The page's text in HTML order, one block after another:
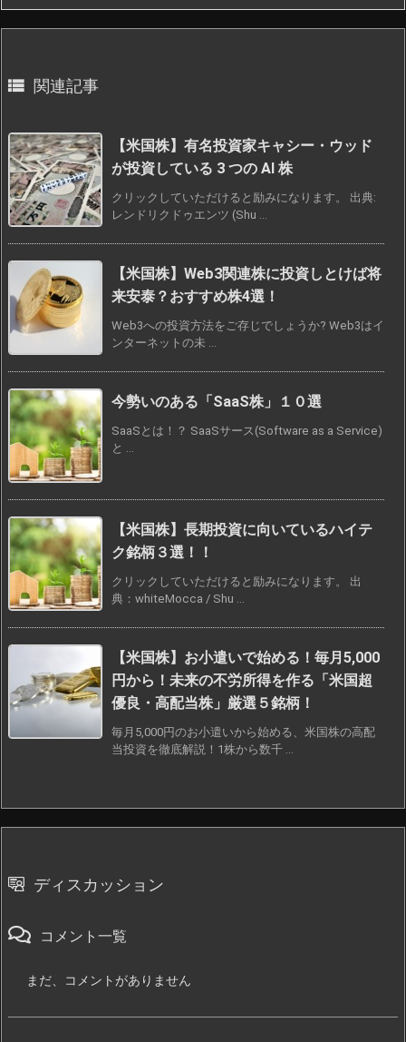
 関連記事
【米国株】有名投資家キャシー・ウッド
が投資している 3 つの AI 株
クリックしていただけると励みになります。 出典:
レンドリクドゥエンツ (Shu ...
【米国株】Web3関連株に投資しとけば将
来安泰？おすすめ株4選！
Web3への投資方法をご存じでしょうか? Web3はイ
ンターネットの未 ...
今勢いのある「SaaS株」１０選
SaaSとは！？ SaaSサース(Software as a Service)
と ...
【米国株】長期投資に向いているハイテ
ク銘柄３選！！
クリックしていただけると励みになります。 出
典：whiteMocca / Shu ...
【米国株】お小遣いで始める！毎月5,000
円から！未来の不労所得を作る「米国超
優良・高配当株」厳選５銘柄！
毎月5,000円のお小遣いから始める、米国株の高配
当投資を徹底解説！1株から数千 ...
ディスカッション
コメント一覧
まだ、コメントがありません